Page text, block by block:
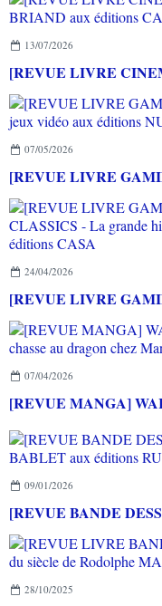
13/07/2026
07/05/2026
24/04/2026
07/04/2026
09/01/2026
28/10/2025